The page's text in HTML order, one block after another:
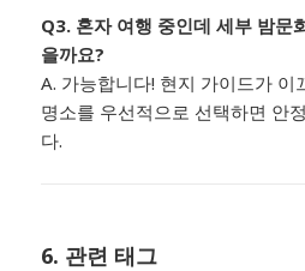
Q3. 혼자 여행 중인데 세부 밤문
을까요?
A. 가능합니다! 현지 가이드가 이
명소를 우선적으로 선택하면 안
다.
6. 관련 태그